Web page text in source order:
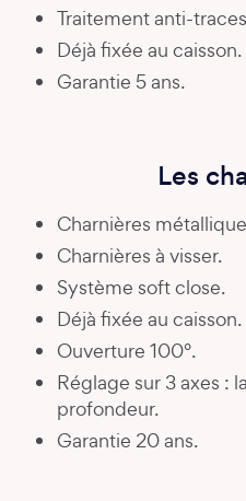
Traitement anti-
Déjà fixée au caisson.
Garantie 5 ans.
Les
Charnières
Charnières à visser.
Système soft close.
Déjà fixée au caisson.
Ouverture 100°.
Réglage sur 3 axes :
profondeur.
Garantie 20 ans.